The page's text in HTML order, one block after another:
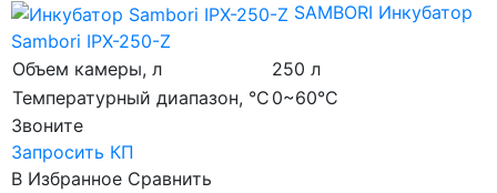
SAMBORI Инкубатор
Sambori IPX-250-Z
Объем камеры, л
250 л
Температурный диапазон, °C 0~60°C
Звоните
Запросить КП
В Избранное Сравнить